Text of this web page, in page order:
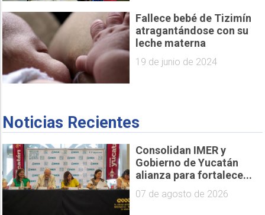
Fallece bebé de Tizimín
atragantándose con su
leche materna
19 de junio de 2024
Noticias Recientes
Consolidan IMER y
Gobierno de Yucatán
alianza para fortalece...
07 de agosto de 2026